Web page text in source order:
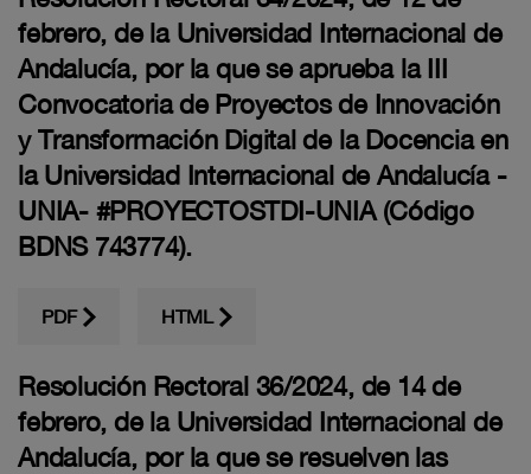
febrero, de la Universidad Internacional de
Andalucía, por la que se aprueba la III
Convocatoria de Proyectos de Innovación
y Transformación Digital de la Docencia en
la Universidad Internacional de Andalucía -
UNIA- #PROYECTOSTDI-UNIA (Código
BDNS 743774).
PDF HTML
Resolución Rectoral 36/2024, de 14 de
febrero, de la Universidad Internacional de
Andalucía, por la que se resuelven las